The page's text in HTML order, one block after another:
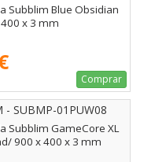
Subblim Blue Obsidian
x 3 mm
Comprar
- SUBMP-01PUW08
Subblim GameCore XL
900 x 400 x 3 mm